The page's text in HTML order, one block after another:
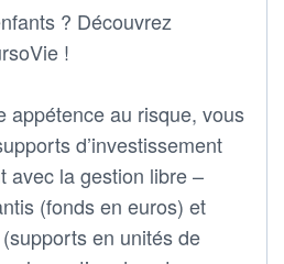
? Découvrez
!
appétence au risque, vous
d’investissement
avec la gestion libre –
(fonds en euros) et
en unités de